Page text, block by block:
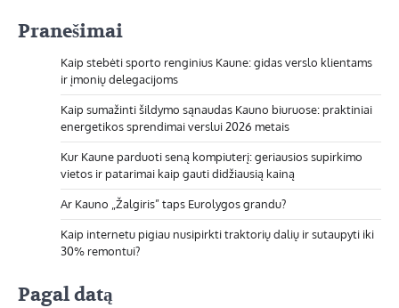
Pranešimai
Kaip stebėti sporto renginius Kaune: gidas verslo klientams
ir įmonių delegacijoms
Kaip sumažinti šildymo sąnaudas Kauno biuruose: praktiniai
energetikos sprendimai verslui 2026 metais
Kur Kaune parduoti seną kompiuterį: geriausios supirkimo
vietos ir patarimai kaip gauti didžiausią kainą
Ar Kauno „Žalgiris” taps Eurolygos grandu?
Kaip internetu pigiau nusipirkti traktorių dalių ir sutaupyti iki
30% remontui?
Pagal datą